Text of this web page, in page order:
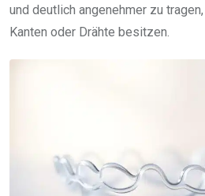
und deutlich angenehmer zu
Kanten oder Drähte besitzen.